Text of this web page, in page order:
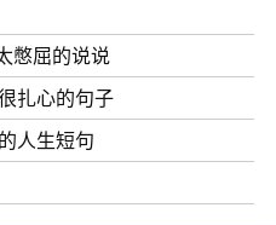
憋屈的说说
扎心的句子
人生短句